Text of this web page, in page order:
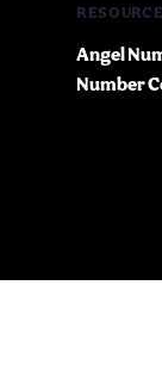
Angel
Number